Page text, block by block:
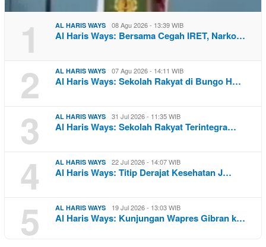
1 AL HARIS WAYS 08 Agu 2026 - 13:39 WIB
Al Haris Ways: Bersama Cegah IRET, Narko…
2 AL HARIS WAYS 07 Agu 2026 - 14:11 WIB
Al Haris Ways: Sekolah Rakyat di Bungo H…
3 AL HARIS WAYS 31 Jul 2026 - 11:35 WIB
Al Haris Ways: Sekolah Rakyat Terintegra…
4 AL HARIS WAYS 22 Jul 2026 - 14:07 WIB
Al Haris Ways: Titip Derajat Kesehatan J…
5 AL HARIS WAYS 19 Jul 2026 - 13:03 WIB
Al Haris Ways: Kunjungan Wapres Gibran k…